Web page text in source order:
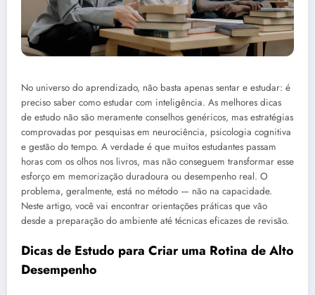
No universo do aprendizado, não basta apenas sentar e estudar: é
preciso saber como estudar com inteligência. As melhores dicas
de estudo não são meramente conselhos genéricos, mas estratégias
comprovadas por pesquisas em neurociência, psicologia cognitiva
e gestão do tempo. A verdade é que muitos estudantes passam
horas com os olhos nos livros, mas não conseguem transformar esse
esforço em memorização duradoura ou desempenho real. O
problema, geralmente, está no método — não na capacidade.
Neste artigo, você vai encontrar orientações práticas que vão
desde a preparação do ambiente até técnicas eficazes de revisão.
Dicas de Estudo para Criar uma Rotina de Alto
Desempenho